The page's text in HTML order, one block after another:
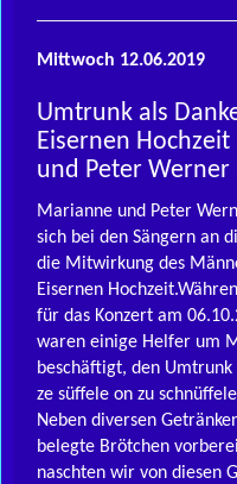
Mittwoch 12.06.2019
Umtrunk als
Eisernen
und Peter Werner
Marianne und Peter
sich bei den Sängern an
die Mitwirkung des
Eisernen
für das Konzert am
waren einige Helfer um
beschäftigt, den
ze süffele on zu
Neben diversen
belegte Brötchen
naschten wir von diesen